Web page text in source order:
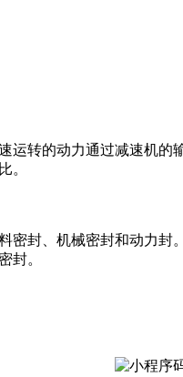
转的动力通过减速机
。
封、机械密封和动力
封。